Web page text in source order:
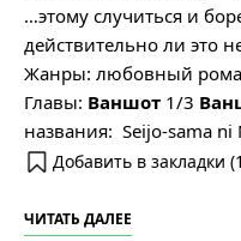
…этому случиться и
действительно ли это
Жанры: любовный
Главы: Ваншот 1/3
названия: Seijo-sama ni
Добавить в закладки (1
ЧИТАТЬ ДАЛЕЕ